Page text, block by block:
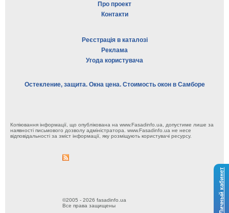
Личный кабинет
Про проект
Контакти
Реєстрація в каталозі
Реклама
Угода користувача
Остекление, защита. Окна цена. Стоимость окон в Самборе
Копіювання інформації, що опублікована на www.Fasadinfo.ua, допустиме лише за
наявності письмового дозволу адміністратора. www.Fasadinfo.ua не несе
відповідальності за зміст інформації, яку розміщують користувачі ресурсу.
©2005 - 2026 fasadinfo.ua
Все права защищены